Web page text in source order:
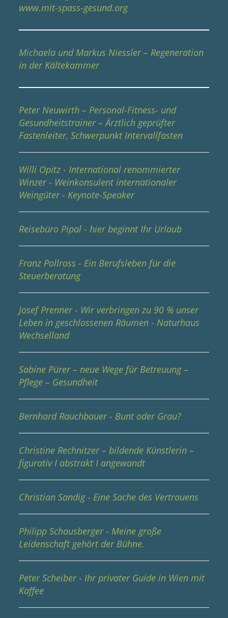
www.mit-spass-gesund.org
Michaela und Markus Niessler – Regeneration
in der Kältekammer
Peter Neuwirth – Personal-Fitness- und
Gesundheitstrainer – Ärztlich geprüfter
Fastenleiter, Schwerpunkt Intervallfasten
Willi Opitz - International renommierter
Winzer - Weinkonsulent internationaler
Weingüter - Keynote-Speaker
Reisebüro Pipal - hier beginnt Ihr Urlaub
Franz Pollross - Ein Berufsleben für die
Steuerberatung
Josef Prenner - Wir verbringen zu 90 % unser
Leben in geschlossenen Räumen - Naturhaus
Wechselland
Sabine Pürer – neue Wege für Betreuung –
Pflege – Gesundheit
Bernhard Rauchbauer - Bunt oder Grau?
Christine Rechnitzer – bildende Künstlerin –
figurativ I abstrakt I angewandt
Christian Sandig - Eine Sache des Vertrauens
Philipp Schausberger - Meine große
Leidenschaft gehört der Bühne.
Peter Scheiber - Ihr privater Guide in Wien mit
Kaffee